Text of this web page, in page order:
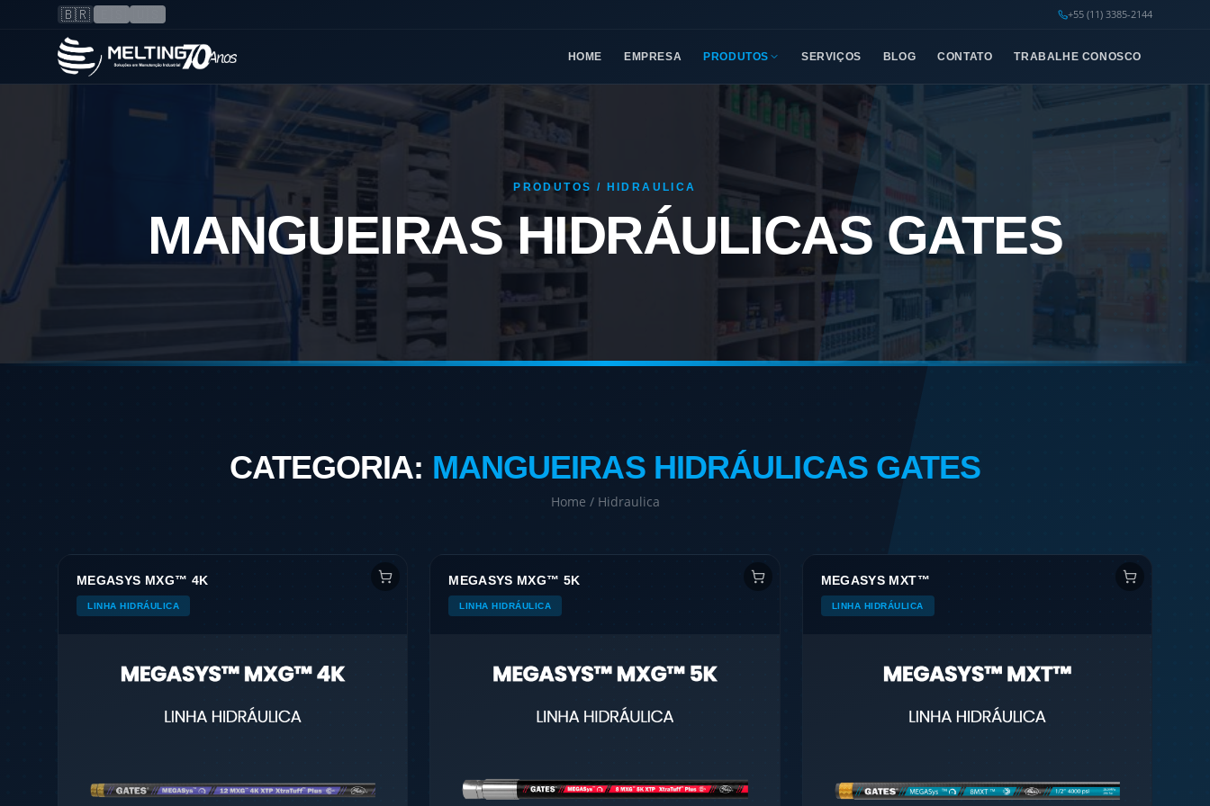
🇧🇷 +55 (11) 3385-2144
HOME EMPRESA PRODUTOS SERVIÇOS BLOG CONTATO TRABALHE CONOSCO
PRODUTOS / HIDRAULICA
MANGUEIRAS HIDRÁULICAS GATES
CATEGORIA: MANGUEIRAS HIDRÁULICAS GATES
Home / Hidraulica
MEGASYS MXG™ 4K
LINHA HIDRÁULICA
MEGASYS MXG™ 5K
LINHA HIDRÁULICA
MEGASYS MXT™
LINHA HIDRÁULICA